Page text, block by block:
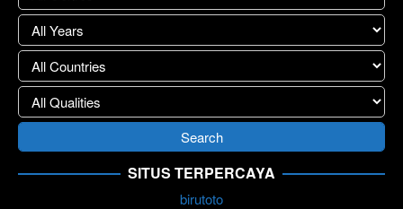
SITUS TERPERCAYA
birutoto